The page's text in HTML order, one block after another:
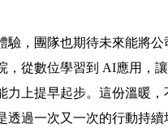
驗，團隊也期待未來能將
，從數位學習到 AI應用，
力上提早起步。這份溫暖
透過一次又一次的行動持續